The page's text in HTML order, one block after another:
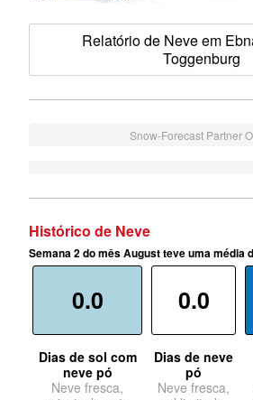
Relatório de Neve em
Toggenburg
Snow-Forecast Partner
Histórico de Neve
Semana 2 do mês August teve uma média
0.0
Dias de sol com
neve pó
Neve fresca,
0.0
Dias de neve
pó
Neve fresca,